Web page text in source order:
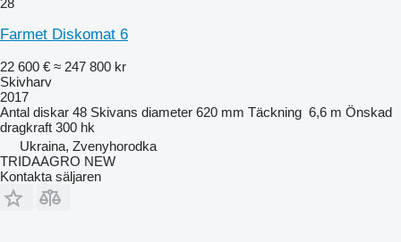
28
Farmet Diskomat 6
22 600 € ≈ 247 800 kr
Skivharv
2017
Antal diskar 48 Skivans diameter 620 mm Täckning 6,6 m Önskad
dragkraft 300 hk
Ukraina, Zvenyhorodka
TRIDAAGRO NEW
Kontakta säljaren